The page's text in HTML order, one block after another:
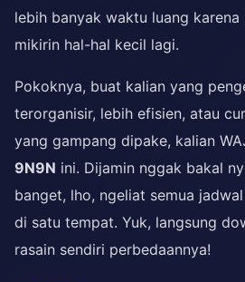
lebih banyak waktu luang
mikirin hal-hal kecil lagi.
Pokoknya, buat kalian yang
terorganisir, lebih efisien, atau
yang gampang dipake, kalian
9N9N ini. Dijamin nggak bakal
banget, lho, ngeliat semua
di satu tempat. Yuk, langsung
rasain sendiri perbedaannya!